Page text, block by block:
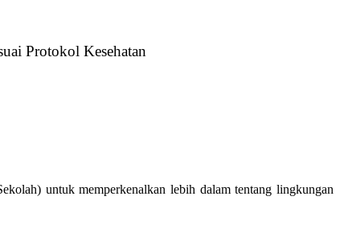
Protokol Kesehatan
untuk memperkenalkan lebih dalam tentang lingkungan